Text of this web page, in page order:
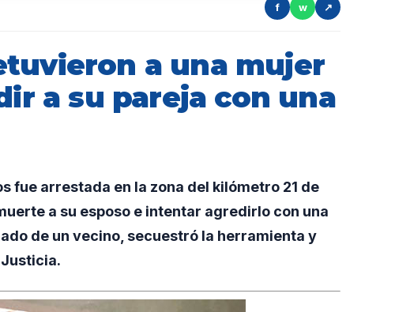
f w ↗
a una mujer
a su pareja con una
fue arrestada en la zona del kilómetro 21 de
a su esposo e intentar agredirlo con una
de un vecino, secuestró la herramienta y